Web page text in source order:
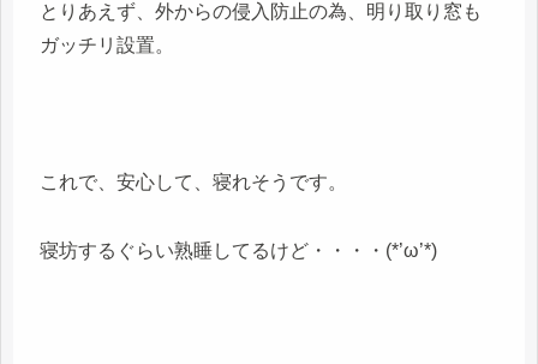
とりあえず、外からの侵入防止の為、明り取り窓も
ガッチリ設置。
これで、安心して、寝れそうです。
寝坊するぐらい熟睡してるけど・・・・(*’ω’*)